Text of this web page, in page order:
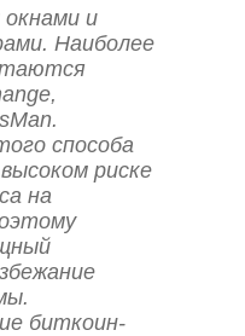
и
Наиболее
способа
риске
на
биткоин-